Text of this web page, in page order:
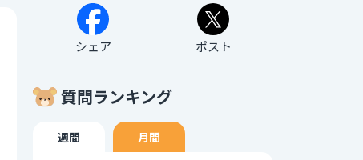
シェア ポスト
質問ランキング
週間 月間